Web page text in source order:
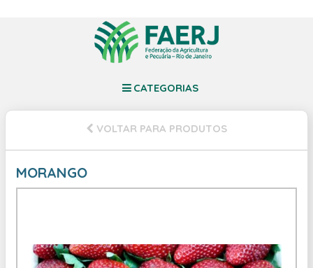
CATEGORIAS
VOLTAR PARA PRODUTOS
MORANGO